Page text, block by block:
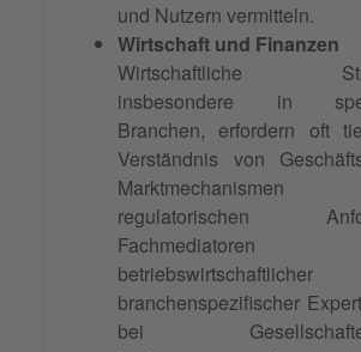
und Nutzern vermitteln.
Wirtschaft und Finanzen
Wirtschaftliche
insbesondere in
Branchen, erfordern oft
Verständnis von
regulatorischen
branchenspezifischer
bei